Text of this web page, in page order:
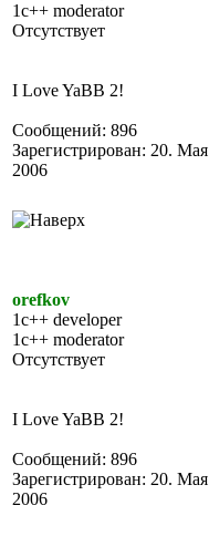
1c++ moderator
Отсутствует
I Love YaBB 2!
Сообщений: 896
Зарегистрирован: 20. Мая
2006
orefkov
1c++ developer
1c++ moderator
Отсутствует
I Love YaBB 2!
Сообщений: 896
Зарегистрирован: 20. Мая
2006